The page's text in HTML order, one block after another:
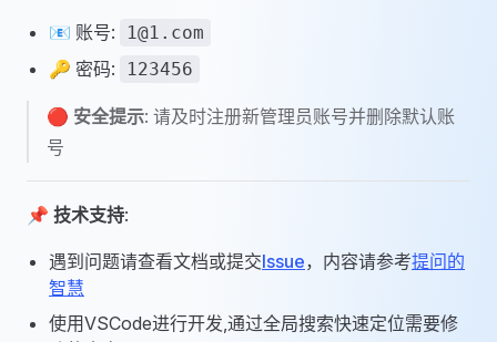
📧 账号: 1@1.com
🔑 密码: 123456
🔴 安全提示: 请及时注册新管理员账号并删除默认账
号
📌 技术支持:
遇到问题请查看文档或提交Issue，内容请参考提问的
智慧
使用VSCode进行开发,通过全局搜索快速定位需要修